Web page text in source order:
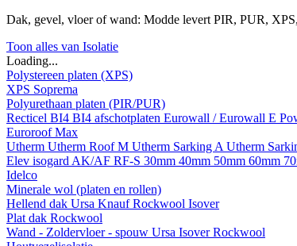
Dak, gevel, vloer of wand: Modde levert PIR, PUR,
Toon alles van Isolatie
Loading...
Polystereen platen (XPS)
XPS Soprema
Polyurethaan platen (PIR/PUR)
Recticel BI4 BI4 afschotplaten Eurowall / Eurowall E
Euroroof Max
Utherm Utherm Roof M Utherm Sarking A Utherm
Elev isogard AK/AF RF-S 30mm 40mm 50mm 60mm
Idelco
Minerale wol (platen en rollen)
Hellend dak Ursa KnaufRockwool Isover
Plat dak Rockwool
Wand - Zoldervloer - spouw Ursa IsoverRockwool